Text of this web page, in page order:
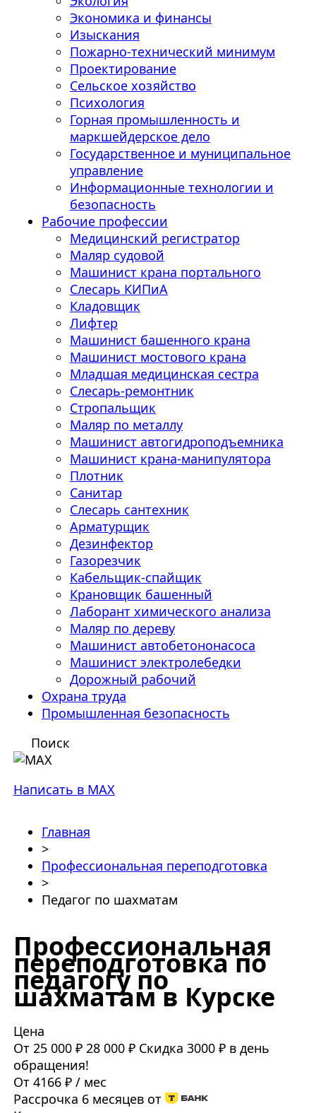
Экономика и финансы
Изыскания
Пожарно-технический минимум
Проектирование
Сельское хозяйство
Психология
Горная промышленность и
маркшейдерское дело
Государственное и муниципальное
управление
Информационные технологии и
безопасность
Рабочие профессии
Медицинский регистратор
Маляр судовой
Машинист крана портального
Слесарь КИПиА
Кладовщик
Лифтер
Машинист башенного крана
Машинист мостового крана
Младшая медицинская сестра
Слесарь-ремонтник
Стропальщик
Маляр по металлу
Машинист автогидроподъемника
Машинист крана-манипулятора
Плотник
Санитар
Слесарь сантехник
Арматурщик
Дезинфектор
Газорезчик
Кабельщик-спайщик
Крановщик башенный
Лаборант химического анализа
Маляр по дереву
Машинист автобетононасоса
Машинист электролебедки
Дорожный рабочий
Охрана труда
Промышленная безопасность
Поиск
Написать в MAX
Главная
>
Профессиональная переподготовка
>
Педагог по шахматам
Профессиональная
переподготовка по
педагогу по
шахматам в Курске
Цена
От 25 000 ₽ 28 000 ₽ Скидка 3000 ₽ в день
обращения!
От 4166 ₽ / мес
Рассрочка 6 месяцев от